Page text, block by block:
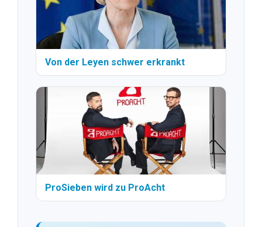
Von der Leyen schwer erkrankt
ProSieben wird zu ProAcht